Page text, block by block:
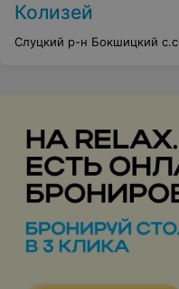
Колизей
Слуцкий р-н Бокшицкий с.с